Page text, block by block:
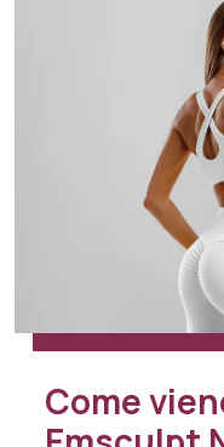
Come